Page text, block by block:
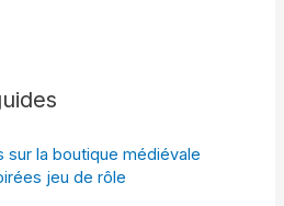
sur la boutique médiévale
jeu de rôle